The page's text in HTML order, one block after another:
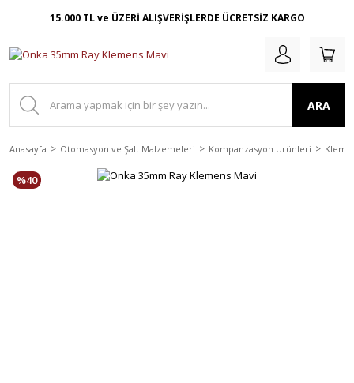
15.000 TL ve ÜZERİ ALIŞVERİŞLERDE ÜCRETSİZ KARGO
ARA
Anasayfa Otomasyon ve Şalt Malzemeleri Kompanzasyon Ürünleri
%40